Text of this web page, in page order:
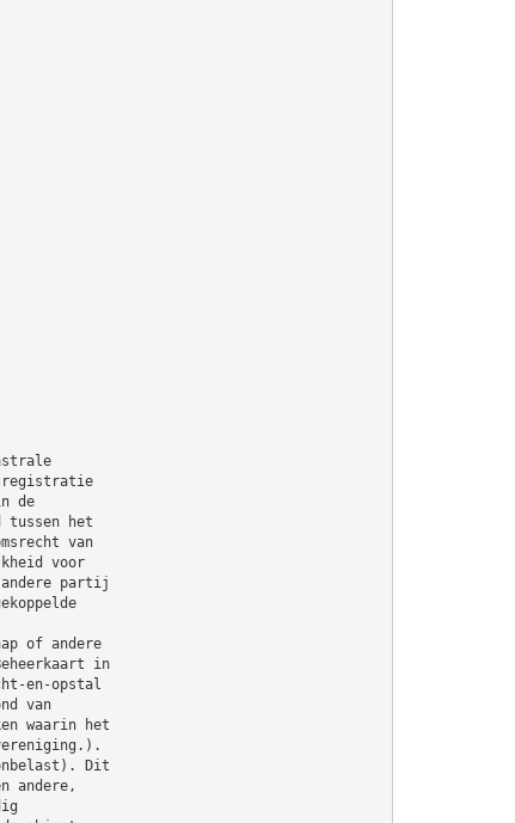
de
tussen het
van
voor
andere partij
of andere
in
en-opstal
van
waarin het
Dit
andere,